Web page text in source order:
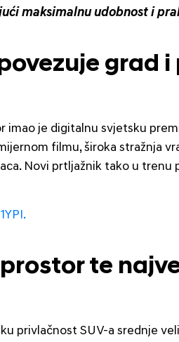
maksimalnu udobnost i
grad
imao je digitalnu svjetsku
filmu, široka stražnja
Novi prtljažnik tako u trenu
te
privlačnost SUV-a srednje